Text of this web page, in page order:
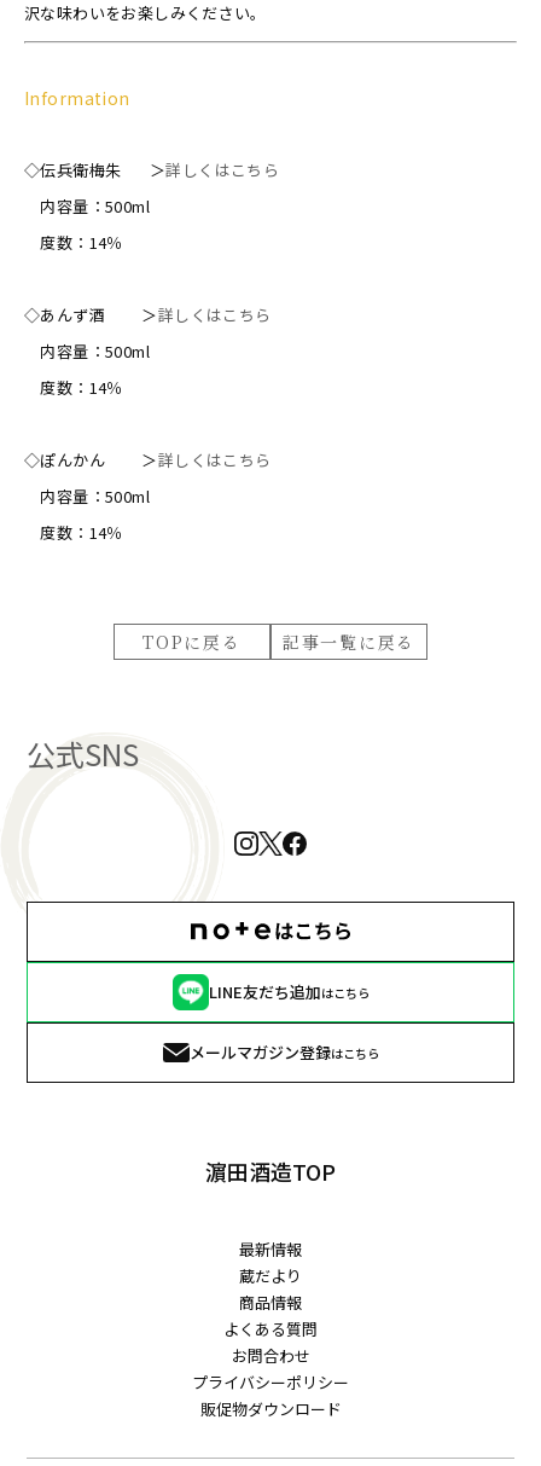
沢な味わいをお楽しみください。
Information
◇伝兵衛梅朱 ＞詳しくはこちら
内容量：500ml
度数：14％
◇あんず酒 ＞詳しくはこちら
内容量：500ml
度数：14％
◇ぽんかん ＞詳しくはこちら
内容量：500ml
度数：14％
TOPに戻る 記事一覧に戻る
公式SNS
LINE友だち追加はこちら
メールマガジン登録はこちら
濵田酒造TOP
最新情報
蔵だより
商品情報
よくある質問
お問合わせ
プライバシーポリシー
販促物ダウンロード